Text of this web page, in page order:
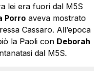
lei era fuori dal M5S
Porro aveva mostrato
Cassaro. All’epoca
la Paoli con Deborah
dal M5S.